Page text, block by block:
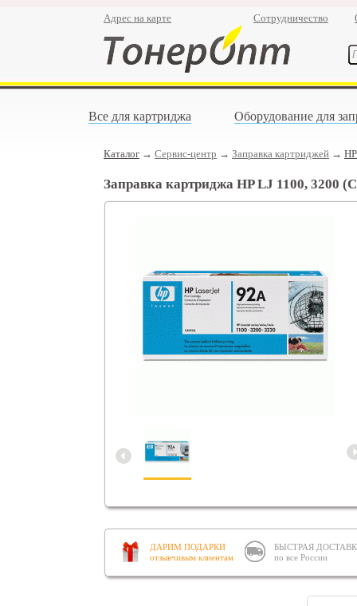
Адрес на карте Сотрудничество
Все для картриджа Оборудование для
Каталог → Сервис-центр → Заправка картриджей → HP
Заправка картриджа HP LJ 1100, 3200
ДАРИМ ПОДАРКИ
отзывчивым клиентам
БЫСТРАЯ
по все России